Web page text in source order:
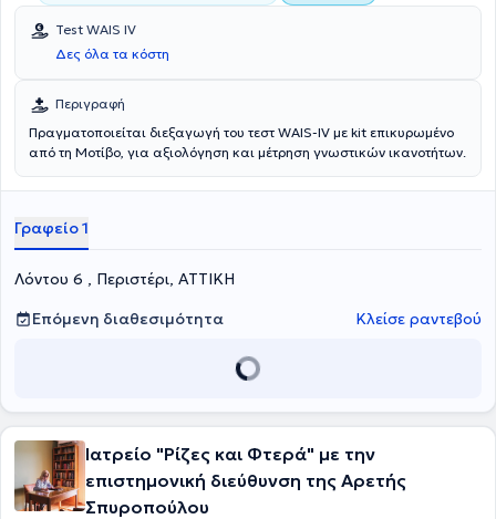
Test WAIS IV
Δες όλα τα κόστη
Περιγραφή
Πραγματοποιείται διεξαγωγή του τεστ WAIS-IV με kit επικυρωμένο
από τη Μοτίβο, για αξιολόγηση και μέτρηση γνωστικών ικανοτήτων.
Γραφείο 1
Λόντου 6 , Περιστέρι, ΑΤΤΙΚΗ
Επόμενη διαθεσιμότητα
Κλείσε ραντεβού
Ιατρείο "Ρίζες και Φτερά" με την
επιστημονική διεύθυνση της Αρετής
Σπυροπούλου